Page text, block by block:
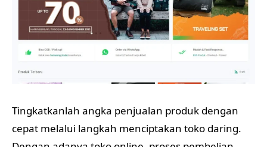
Tingkatkanlah angka penjualan produk dengan
cepat melalui langkah menciptakan toko daring.